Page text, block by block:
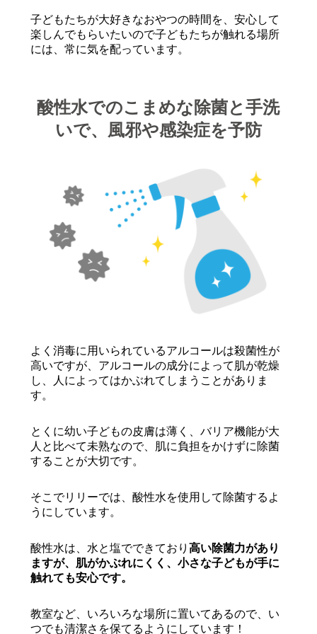
子どもたちが大好きなおやつの時間を、安心して
楽しんでもらいたいので子どもたちが触れる場所
には、常に気を配っています。
酸性水でのこまめな除菌と手洗
いで、風邪や感染症を予防
よく消毒に用いられているアルコールは殺菌性が
高いですが、アルコールの成分によって肌が乾燥
し、人によってはかぶれてしまうことがありま
す。
とくに幼い子どもの皮膚は薄く、バリア機能が大
人と比べて未熟なので、肌に負担をかけずに除菌
することが大切です。
そこでリリーでは、酸性水を使用して除菌するよ
うにしています。
酸性水は、水と塩でできており 高い除菌力があり
ますが、肌がかぶれにくく、小さな子どもが手に
触れても安心です。
教室など、いろいろな場所に置いてあるので、い
つでも清潔さを保てるようにしています！